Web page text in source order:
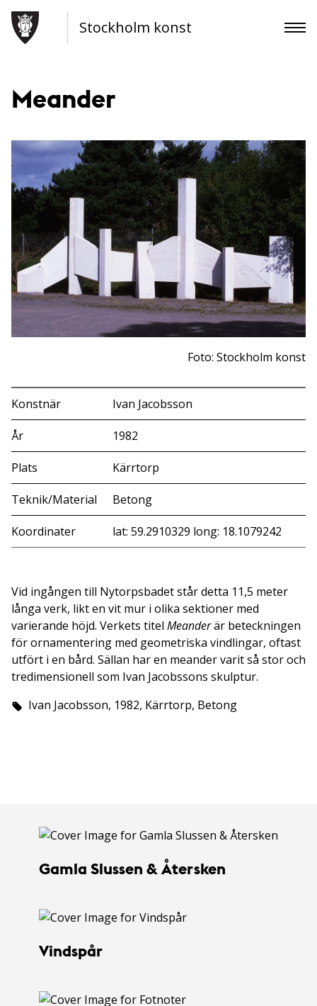
Stockholm konst
Meander
Foto: Stockholm konst
Konstnär Ivan Jacobsson
År 1982
Plats Kärrtorp
Teknik/Material Betong
Koordinater lat: 59.2910329 long: 18.1079242
Vid ingången till Nytorpsbadet står detta 11,5 meter
långa verk, likt en vit mur i olika sektioner med
varierande höjd. Verkets titel Meanderär beteckningen
för ornamentering med geometriska vindlingar, oftast
utfört i en bård. Sällan har en meander varit så stor och
tredimensionell som Ivan Jacobssons skulptur.
Ivan Jacobsson, 1982, Kärrtorp, Betong
Gamla Slussen & Återsken
Vindspår